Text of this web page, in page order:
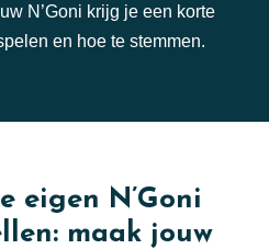
N’Goni krijg je een korte
en hoe te stemmen.
eigen N’Goni
maak jouw